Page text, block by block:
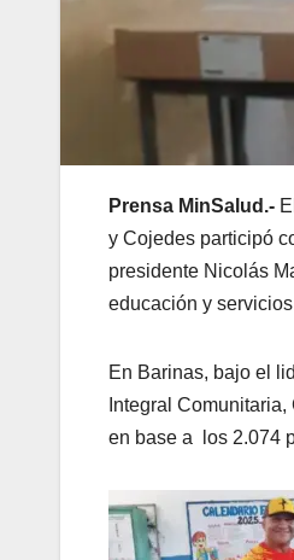
Prensa MinSalud.-
y Cojedes participó
presidente Nicolás
educación y
En Barinas, bajo el
Integral
en base a los 2.074